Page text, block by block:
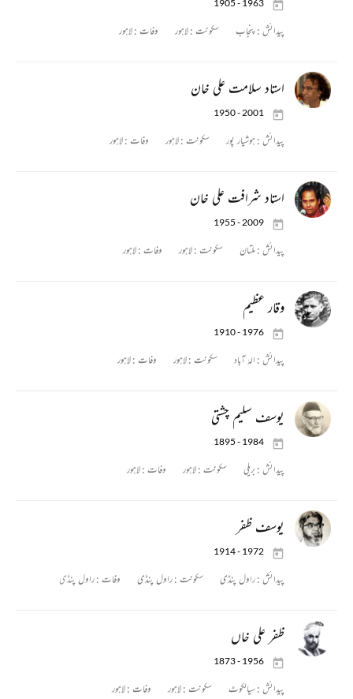
1905 - 1963
پیدائش :پنجاب سکونت :لاہور وفات :لاہور
استاد سلامت علی خان
1950 - 2001
پیدائش :ہوشیار پور سکونت :لاہور وفات :لاہور
استاد شرافت علی خان
1955 - 2009
پیدائش :ملتان سکونت :لاہور وفات :لاہور
وقار عظیم
1910 - 1976
پیدائش : الہٰ آباد سکونت :لاہور وفات :لاہور
یوسف سلیم چشتی
1895 - 1984
پیدائش :بریلی سکونت :لاہور وفات :لاہور
یوسف ظفر
1914 - 1972
پیدائش :راول پنڈی سکونت :راول پنڈی وفات :راول پنڈی
ظفر علی خاں
1873 - 1956
پیدائش :سیالکوٹ سکونت :لاہور وفات :لاہور